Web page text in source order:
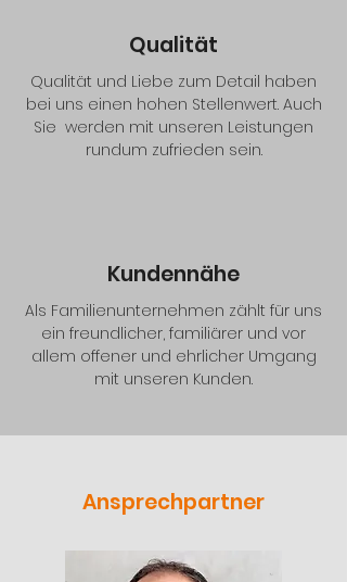
Qualität
Qualität und Liebe zum Detail haben
bei uns einen hohen Stellenwert. Auch
Sie werden mit unseren Leistungen
rundum zufrieden sein.
Kundennähe
Als Familienunternehmen zählt für uns
ein freundlicher, familiärer und vor
allem offener und ehrlicher Umgang
mit unseren Kunden.
Ansprechpartner